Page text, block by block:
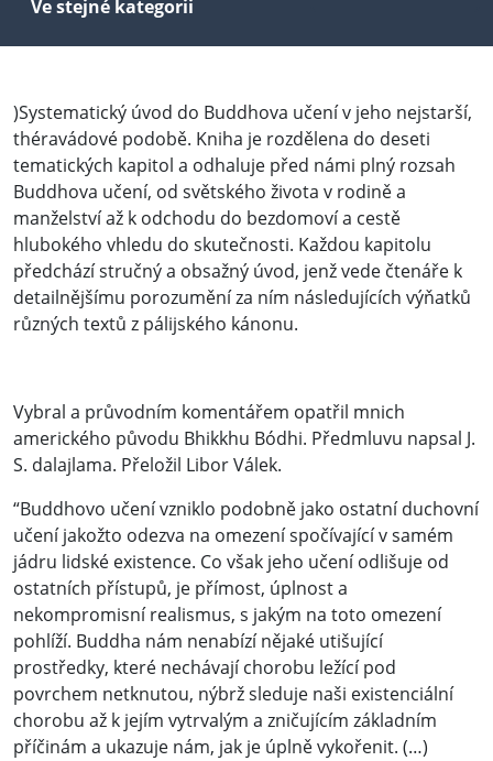
Ve stejné kategorii
)Systematický úvod do Buddhova učení v jeho nejstarší,
théravádové podobě. Kniha je rozdělena do deseti
tematických kapitol a odhaluje před námi plný rozsah
Buddhova učení, od světského života v rodině a
manželství až k odchodu do bezdomoví a cestě
hlubokého vhledu do skutečnosti. Každou kapitolu
předchází stručný a obsažný úvod, jenž vede čtenáře k
detailnějšímu porozumění za ním následujících výňatků
různých textů z pálijského kánonu.
Vybral a průvodním komentářem opatřil mnich
amerického původu Bhikkhu Bódhi. Předmluvu napsal J.
S. dalajlama. Přeložil Libor Válek.
“Buddhovo učení vzniklo podobně jako ostatní duchovní
učení jakožto odezva na omezení spočívající v samém
jádru lidské existence. Co však jeho učení odlišuje od
ostatních přístupů, je přímost, úplnost a
nekompromisní realismus, s jakým na toto omezení
pohlíží. Buddha nám nenabízí nějaké utišující
prostředky, které nechávají chorobu ležící pod
povrchem netknutou, nýbrž sleduje naši existenciální
chorobu až k jejím vytrvalým a zničujícím základním
příčinám a ukazuje nám, jak je úplně vykořenit. (…)